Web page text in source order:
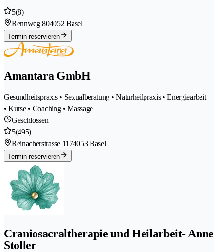
5(8)
Rennweg 804052 Basel
Termin reservieren
Amantara GmbH
Gesundheitspraxis • Sexualberatung • Naturheilpraxis • Energiearbeit
• Kurse • Coaching • Massage
Geschlossen
5(495)
Reinacherstrasse 1174053 Basel
Termin reservieren
Craniosacraltherapie und Heilarbeit- Anne
Stoller